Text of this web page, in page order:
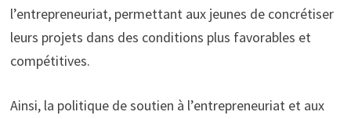
l’entrepreneuriat, permettant aux jeunes de concrétiser
leurs projets dans des conditions plus favorables et
compétitives.
Ainsi, la politique de soutien à l’entrepreneuriat et aux